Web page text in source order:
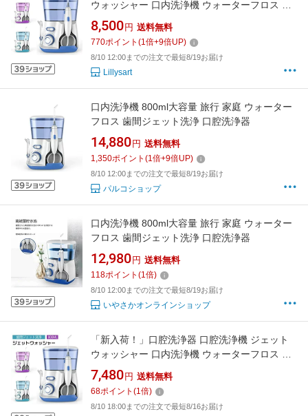
ウォッシャー 口内洗浄機 ウォーターフロス 家
庭 旅行 歯間ジェット洗浄 800ml大容量 ジェッ
トウォッシャー 口腔洗浄器 美容 健康家電 デン
タルケア ステインクリーナー
8,500 円 送料無料
770ポイント (1倍+9倍UP)
8/10 12:00までの注文で最短8/19お届け
Lillysart
口内洗浄機 800ml大容量 旅行 家庭 ウォーター
フロス 歯間ジェット洗浄 口腔洗浄器
14,880 円 送料無料
1,350ポイント (1倍+9倍UP)
8/10 12:00までの注文で最短8/19お届け
パルコショップ
口内洗浄機 800ml大容量 旅行 家庭 ウォーター
フロス 歯間ジェット洗浄 口腔洗浄器
12,980 円 送料無料
118ポイント (1倍)
8/10 12:00までの注文で最短8/19お届け
いやさかオンラインショップ
「新入荷！」口腔洗浄器 口腔洗浄機 ジェット
ウォッシャー 口内洗浄機 ウォーターフロス 家
庭 旅行 歯間ジェット洗浄 800ml大容量 ジェッ
トウォッシャー 口腔洗浄器 美容 健康家電 デン
タルケア ステインクリーナー
7,480 円 送料無料
68ポイント (1倍)
8/10 18:00までの注文で最短8/16お届け